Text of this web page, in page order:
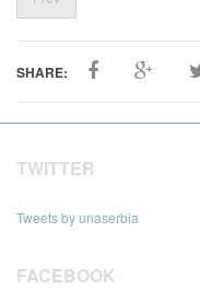
SHARE:
TWITTER
Tweets by unaserbia
FACEBOOK